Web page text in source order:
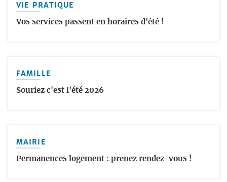
VIE PRATIQUE
Vos services passent en horaires d'été !
FAMILLE
Souriez c'est l'été 2026
MAIRIE
Permanences logement : prenez rendez-vous !